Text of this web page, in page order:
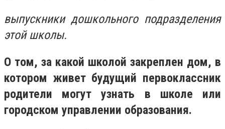
выпускники дошкольного подразделения
этой школы.
О том, за какой школой закреплен дом, в
котором живет будущий первоклассник
родители могут узнать в школе или
городском управлении образования.